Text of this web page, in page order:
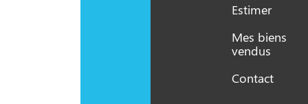
Estimer
Mes biens
vendus
Contact